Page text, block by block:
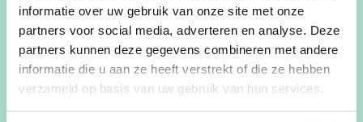
informatie over uw gebruik van onze site met onze
partners voor social media, adverteren en analyse. Deze
partners kunnen deze gegevens combineren met andere
informatie die u aan ze heeft verstrekt of die ze hebben
verzameld op basis van uw gebruik van hun services.
geëngageerde en gemotiveerde ploeg.
Alles wat te maken heeft met omgeving ligt me
nauw aan het hart. Ik wil me vooral inzetten voor
een betere verkeersveiligheid – ik denk hier aan
betere voetpaden en beter onderhoud aan